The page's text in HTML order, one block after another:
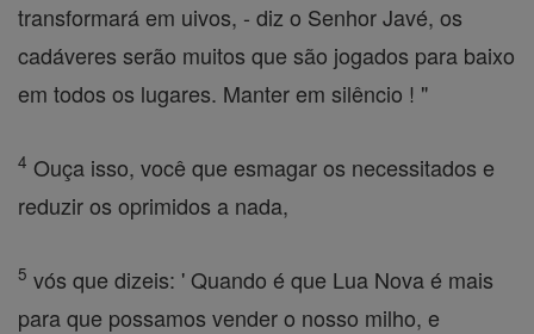
transformará em uivos, - diz o Senhor Javé, os
cadáveres serão muitos que são jogados para baixo
em todos os lugares. Manter em silêncio ! "
4 Ouça isso, você que esmagar os necessitados e
reduzir os oprimidos a nada,
5 vós que dizeis: ' Quando é que Lua Nova é mais
para que possamos vender o nosso milho, e